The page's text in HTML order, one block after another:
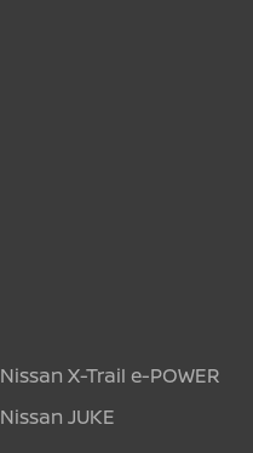
Nissan X-Trail e-POWER
Nissan JUKE